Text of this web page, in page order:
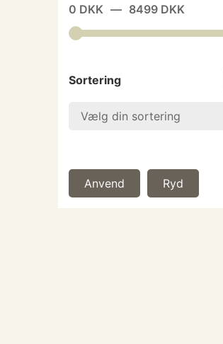
0 DKK — 8499 DKK
Sortering
Vælg din sortering
Anvend Ryd